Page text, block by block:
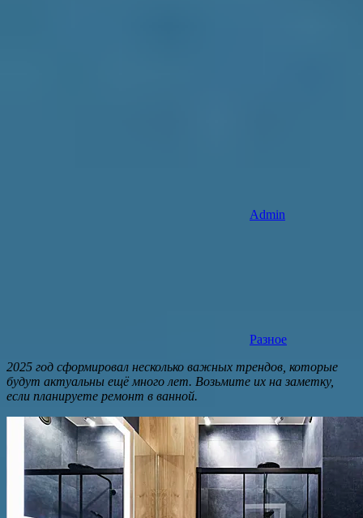
Admin
Разное
2025 год сформировал несколько важных трендов, которые
будут актуальны ещё много лет. Возьмите их на заметку,
если планируете ремонт в ванной.